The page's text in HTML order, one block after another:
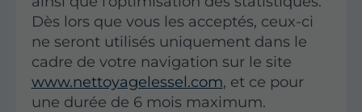
Dès lors que vous les acceptés, ceux-ci
ne seront utilisés uniquement dans le
cadre de votre navigation sur le site
www.nettoyagelessel.com, et ce pour
une durée de 6 mois maximum.